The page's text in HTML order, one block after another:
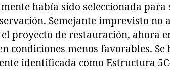
había sido seleccionada
Semejante imprevisto no
proyecto de restauración, ahora
condiciones menos favorables.
identificada como Estructura